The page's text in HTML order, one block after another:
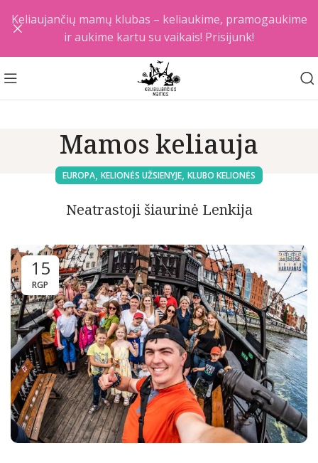
Mamos keliauja
EUROPA, KELIONĖS UŽSIENYJE, KLUBO KELIONĖS
Neatrastoji šiaurinė Lenkija
15
RGP
Keliaujančių mamų klubas – keliaukime, pramogaukime
ir aukime kartu su vaikais! Prisijunk!